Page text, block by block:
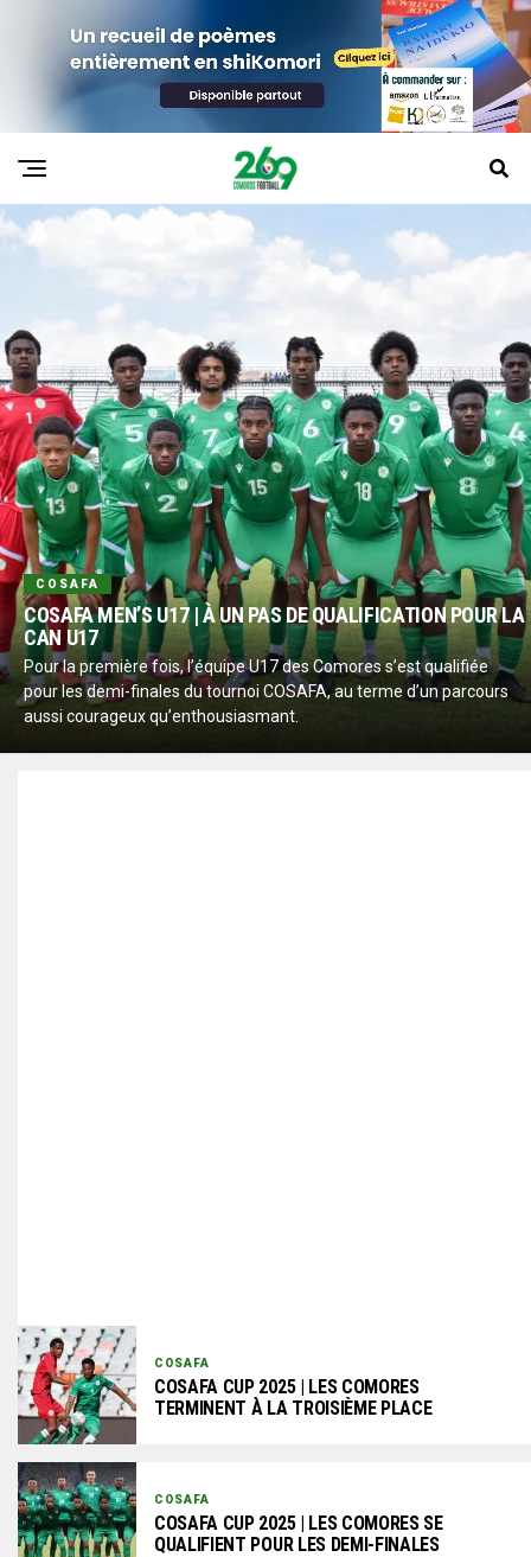
COSAFA
COSAFA MEN’S U17 | À UN PAS DE QUALIFICATION POUR LA
CAN U17
Pour la première fois, l’équipe U17 des Comores s’est qualifiée
pour les demi-finales du tournoi COSAFA, au terme d’un parcours
aussi courageux qu’enthousiasmant.
COSAFA
COSAFA CUP 2025 | LES COMORES
TERMINENT À LA TROISIÈME PLACE
COSAFA
COSAFA CUP 2025 | LES COMORES SE
QUALIFIENT POUR LES DEMI-FINALES